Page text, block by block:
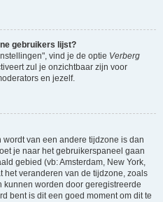
gebruikers lijst?
vind je de optie Verberg
zul je onzichtbaar zijn voor
en jezelf.
van een andere tijdzone is dan
je naar het gebruikerspaneel gaan
gebied (vb: Amsterdam, New York,
het veranderen van de tijdzone, zoals
worden door geregistreerde
bent is dit een goed moment om dit te